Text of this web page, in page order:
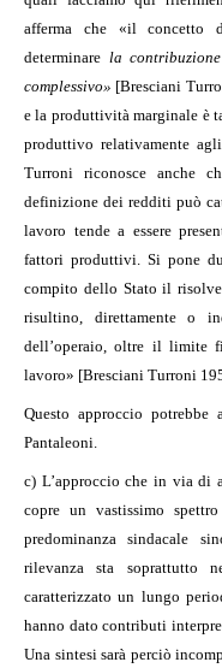
afferma che «il concetto
determinare la
complessivo» [Bresciani
e la produttività marginale è
produttivo relativamente
Turroni riconosce anche
definizione dei redditi può
lavoro tende a essere
fattori produttivi. Si pone
compito dello Stato il
risultino, direttamente o
dell’operaio, oltre il limite
lavoro» [Bresciani Turroni
Questo approccio
Pantaleoni.
c) L’approccio che in via di
copre un vastissimo
predominanza sindacale
rilevanza sta soprattutto
caratterizzato un lungo
hanno dato contributi
Una sintesi sarà perciò